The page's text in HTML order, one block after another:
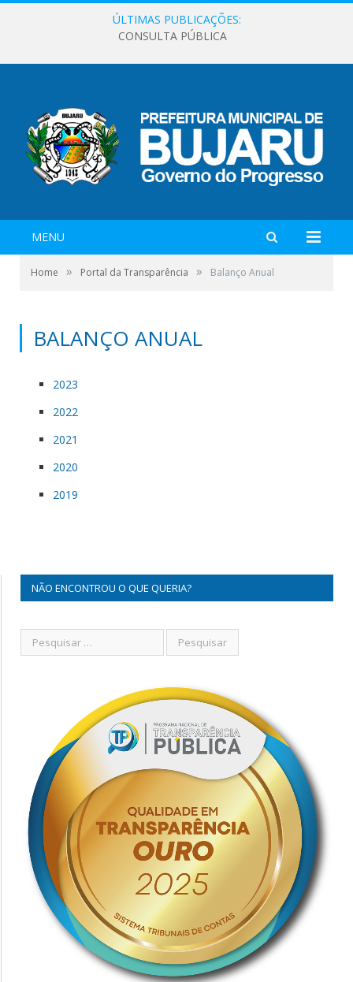
ÚLTIMAS PUBLICAÇÕES:
CONSULTA PÚBLICA
MENU
Home » Portal da Transparência » Balanço Anual
BALANÇO ANUAL
2023
2022
2021
2020
2019
NÃO ENCONTROU O QUE QUERIA?